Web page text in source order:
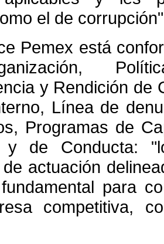
el de corrupción"
Pemex está
y Rendición de
Línea de
Programas de
y de Conducta:
actuación
para
competitiva,